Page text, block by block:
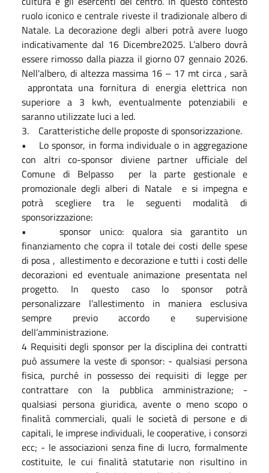
ruolo iconico e centrale riveste il tradizionale albero di
Natale. La decorazione degli alberi potrà avere luogo
indicativamente dal 16 Dicembre2025. L’albero dovrà
essere rimosso dalla piazza il giorno 07 gennaio 2026.
Nell'albero, di altezza massima 16 – 17 mt circa , sarà
approntata una fornitura di energia elettrica non
superiore a 3 kwh, eventualmente potenziabili e
saranno utilizzate luci a led.
3. Caratteristiche delle proposte di sponsorizzazione.
• Lo sponsor, in forma individuale o in aggregazione
con altri co-sponsor diviene partner ufficiale del
Comune di Belpasso per la parte gestionale e
promozionale degli alberi di Natale e si impegna e
potrà scegliere tra le seguenti modalità di
sponsorizzazione:
• sponsor unico: qualora sia garantito un
finanziamento che copra il totale dei costi delle spese
di posa , allestimento e decorazione e tutti i costi delle
decorazioni ed eventuale animazione presentata nel
progetto. In questo caso lo sponsor potrà
personalizzare l’allestimento in maniera esclusiva
sempre previo accordo e supervisione
dell’amministrazione.
4 Requisiti degli sponsor per la disciplina dei contratti
può assumere la veste di sponsor: - qualsiasi persona
fisica, purché in possesso dei requisiti di legge per
contrattare con la pubblica amministrazione; -
qualsiasi persona giuridica, avente o meno scopo o
finalità commerciali, quali le società di persone e di
capitali, le imprese individuali, le cooperative, i consorzi
ecc; - le associazioni senza fine di lucro, formalmente
costituite, le cui finalità statutarie non risultino in